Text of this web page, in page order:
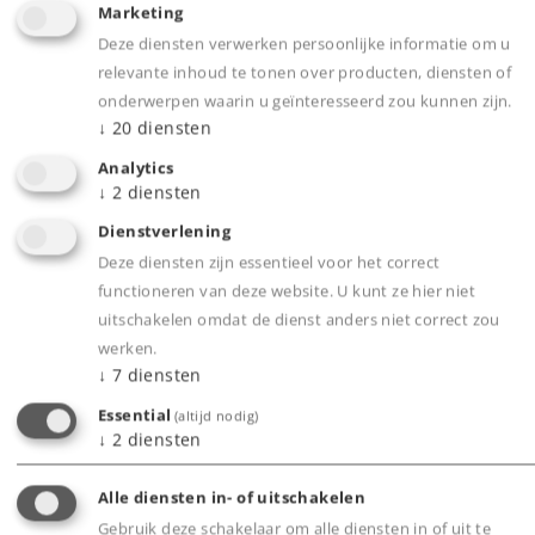
in de cabine kunnen geopend worden. Met
nauwkeurig nagebootst interieur. Cabine met figuur
van een machinist. Met metalen handleiders en veel
los gemonteerde detailonderdelen zoals schilden,
fluit enz. Bufferbalken met verende buffers en los
standaard voorzien van een op afstand bedienbare
los meegeleverde schroefkoppeling. Aan de
voorkant een voorbeeldgetrouwe schroefkoppeling.
Een Telexkoppeling voor montage aan het front
wordt apart meegeleverd. Kleinst berijdbare radius
1.020 mm. Lengte over de buffers 31,3 cm. Gewicht
Highlights:
MFX decoder met 32 functies.
Buffercondensator.
Marketing
Deze diensten verwerken persoonlijke informatie om u
relevante inhoud te tonen over producten, diensten of
onderwerpen waarin u geïnteresseerd zou kunnen zijn.
↓ 20 diensten
Analytics
↓ 2 diensten
Dienstverlening
Deze diensten zijn essentieel voor het correct
functioneren van deze website. U kunt ze hier niet
uitschakelen omdat de dienst anders niet correct zou
werken.
↓ 7 diensten
Essential (altijd nodig)
↓ 2 diensten
Alle diensten in- of uitschakelen
Gebruik deze schakelaar om alle diensten in of uit te